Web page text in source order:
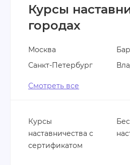
Курсы
городах
Москва
Санкт-Петербург
Смотреть все
Курсы
наставничества с
сертификатом